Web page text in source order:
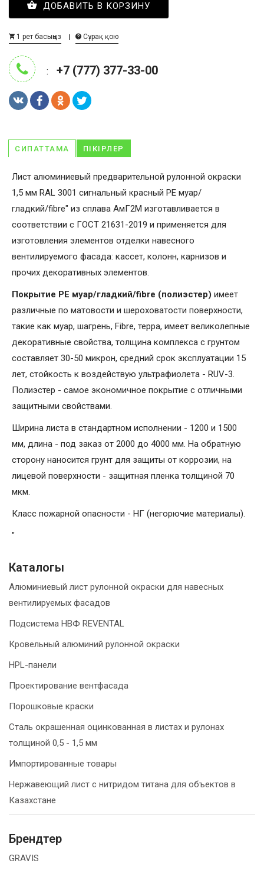
ДОБАВИТЬ В КОРЗИНУ
1 рет басыңыз Сұрақ қою
: +7 (777) 377-33-00
СИПАТТАМА ПІКІРЛЕР
Лист алюминиевый предварительной рулонной окраски
1,5 мм RAL 3001 сигнальный красный PE муар/
гладкий/fibre" из сплава АмГ2М изготавливается в
соответствии с ГОСТ 21631-2019 и применяется для
изготовления элементов отделки навесного
вентилируемого фасада: кассет, колонн, карнизов и
прочих декоративных элементов.
Покрытие PE муар/гладкий/fibre (полиэстер) имеет
различные по матовости и шероховатости поверхности,
такие как муар, шагрень, Fibrе, терра, имеет великолепные
декоративные свойства, толщина комплекса с грунтом
составляет 30-50 микрон, средний срок эксплуатации 15
лет, стойкость к воздействую ультрафиолета - RUV-3.
Полиэстер - самое экономичное покрытие с отличными
защитными свойствами.
Ширина листа в стандартном исполнении - 1200 и 1500
мм, длина - под заказ от 2000 до 4000 мм. На обратную
сторону наносится грунт для защиты от коррозии, на
лицевой поверхности - защитная пленка толщиной 70
мкм.
Класс пожарной опасности - НГ (негорючие материалы).
"
Каталогы
Алюминиевый лист рулонной окраски для навесных
вентилируемых фасадов
Подсистема НВФ REVENTAL
Кровельный алюминий рулонной окраски
HPL-панели
Проектирование вентфасада
Порошковые краски
Сталь окрашенная оцинкованная в листах и рулонах
толщиной 0,5 - 1,5 мм
Импортированные товары
Нержавеющий лист с нитридом титана для объектов в
Казахстане
Брендтер
GRAVIS